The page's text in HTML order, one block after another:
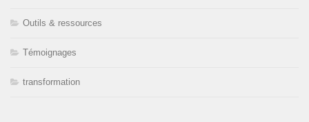
Outils & ressources
Témoignages
transformation